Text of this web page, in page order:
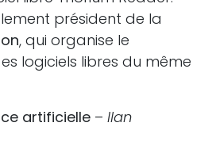
président de la
, qui organise le
logiciels libres du même
artificielle – Ilan